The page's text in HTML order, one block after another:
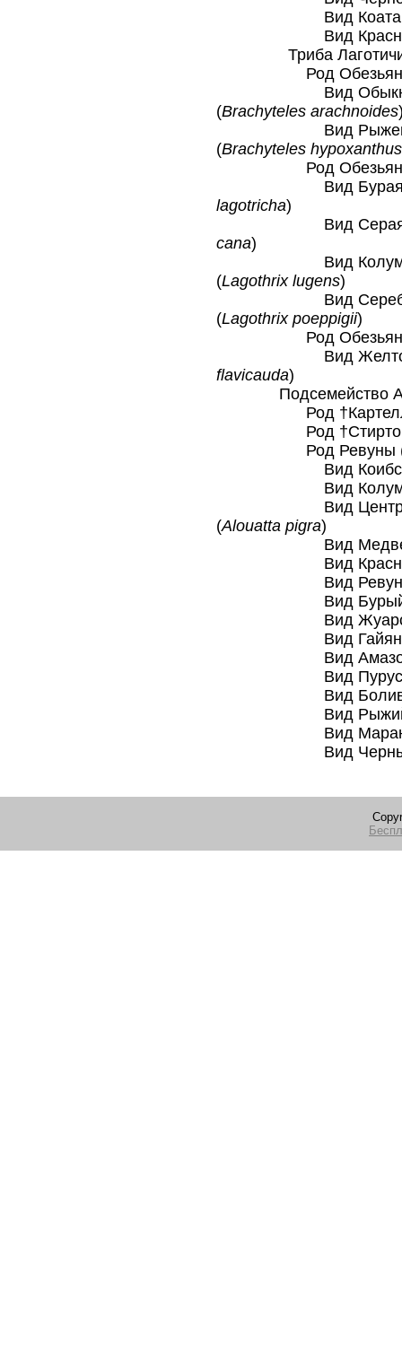
Вид Коата
Вид
Триба
Род Обезьяны
Вид
(Brachyteles arachnoides
Вид Рыжеватая
(Brachyteles hypoxanthus
Род Обезьяны
Вид Бурая
lagotricha)
Вид Серая
cana)
Вид
(Lagothrix lugens)
Вид
(Lagothrix poeppigii)
Род Обезьяны
Вид
flavicauda)
Подсемейство
Род
Род
Род Ревуны
Вид Коибский
Вид
Вид
(Alouatta pigra)
Вид Медвежий
Вид
Вид Ревун
Вид Бурый
Вид Жуарский
Вид
Вид
Вид Пуруский
Вид
Вид Рыжий
Вид
Вид Черный